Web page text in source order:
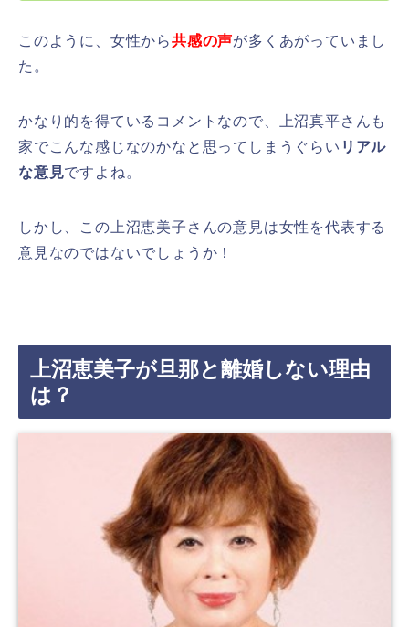
このように、女性から共感の声が多くあがっていまし
た。
かなり的を得ているコメントなので、上沼真平さんも
家でこんな感じなのかなと思ってしまうぐらい リアル
な意見ですよね。
しかし、この上沼恵美子さんの意見は女性を代表する
意見なのではないでしょうか！
上沼恵美子が旦那と離婚しない理由
は？